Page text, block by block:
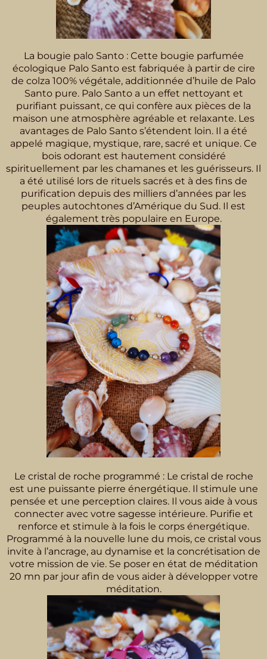
La bougie palo Santo : Cette bougie parfumée
écologique Palo Santo est fabriquée à partir de cire
de colza 100% végétale, additionnée d’huile de Palo
Santo pure. Palo Santo a un effet nettoyant et
purifiant puissant, ce qui confère aux pièces de la
maison une atmosphère agréable et relaxante. Les
avantages de Palo Santo s’étendent loin. Il a été
appelé magique, mystique, rare, sacré et unique. Ce
bois odorant est hautement considéré
spirituellement par les chamanes et les guérisseurs. Il
a été utilisé lors de rituels sacrés et à des fins de
purification depuis des milliers d’années par les
peuples autochtones d’Amérique du Sud. Il est
également très populaire en Europe.
Le cristal de roche programmé : Le cristal de roche
est une puissante pierre énergétique. Il stimule une
pensée et une perception claires. Il vous aide à vous
connecter avec votre sagesse intérieure. Purifie et
renforce et stimule à la fois le corps énergétique.
Programmé à la nouvelle lune du mois, ce cristal vous
invite à l’ancrage, au dynamise et la concrétisation de
votre mission de vie. Se poser en état de méditation
20 mn par jour afin de vous aider à développer votre
méditation.